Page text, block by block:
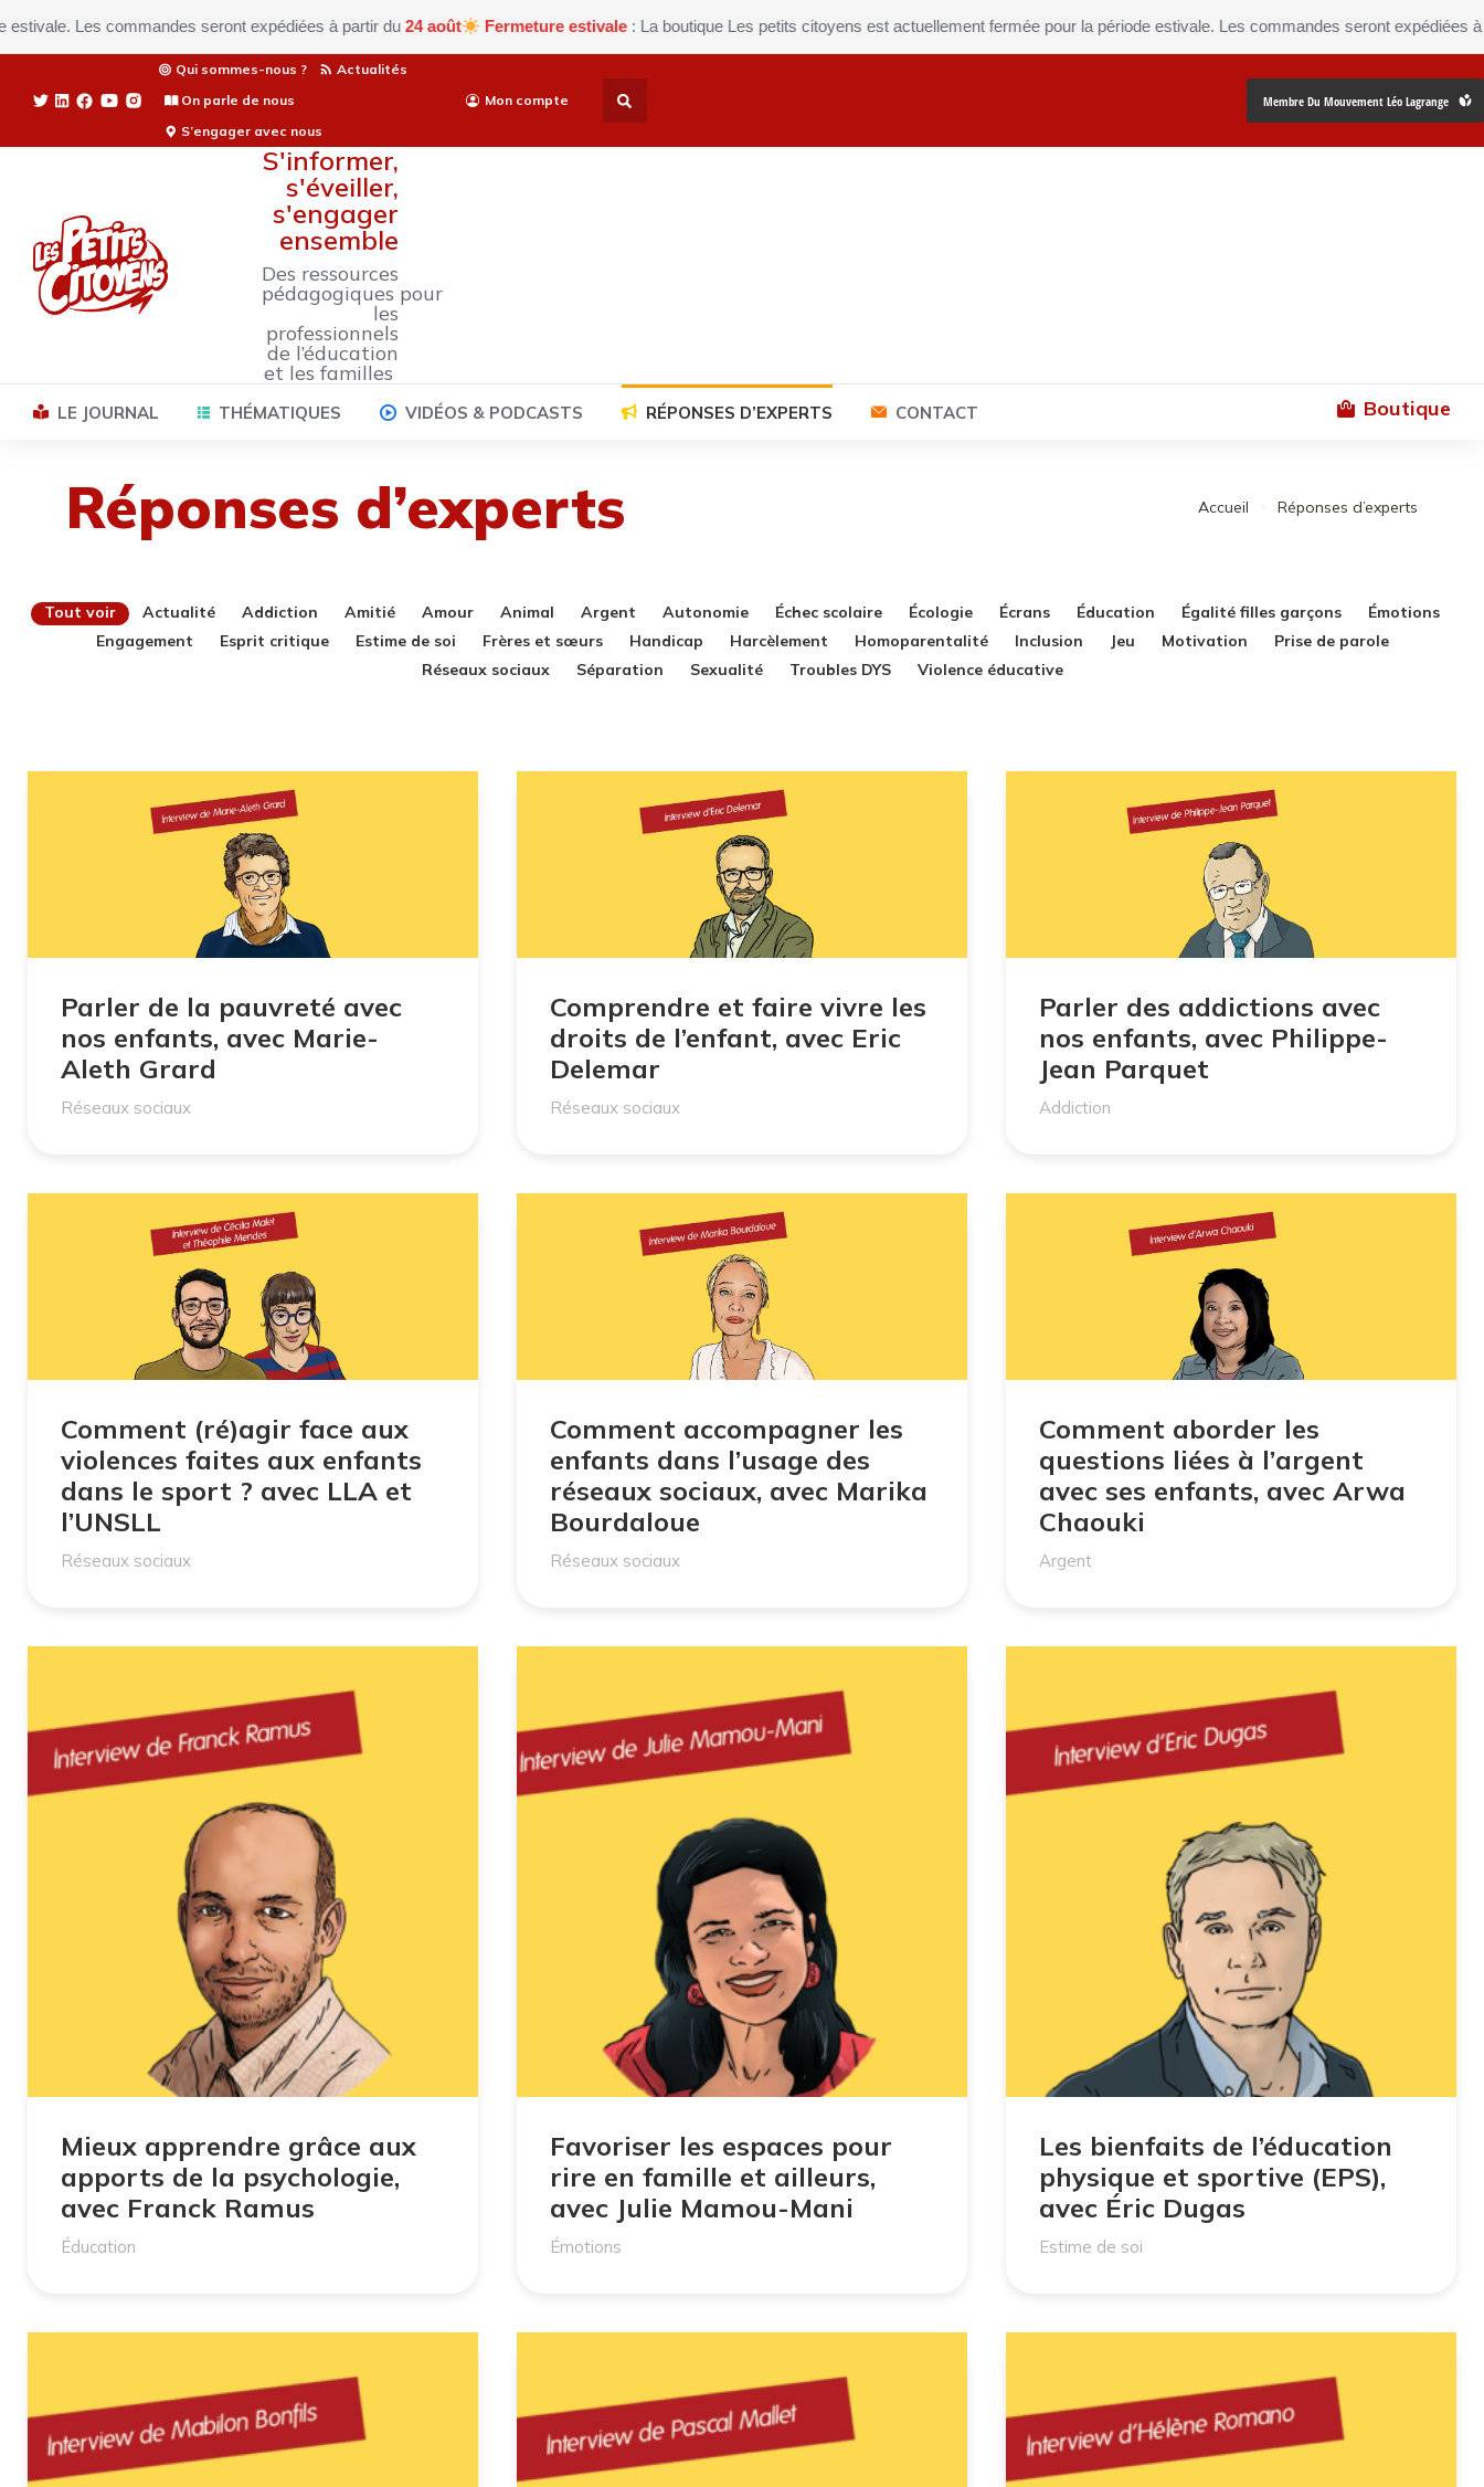
commandes seront expédiées à partir du 24 août Fermeture estivale: La boutique Les petits citoyens est actuellement fermée pour la période estivale. Les commandes seront expédiées à partir du
Qui sommes-nous ?
Actualités
On parle de nous
S’engager avec nous
Mon compte Membre Du Mouvement Léo Lagrange
S'informer,
s'éveiller,
s'engager
ensemble
Des ressources
pédagogiques pour
les
professionnels
de l’éducation
et les familles
LE JOURNAL THÉMATIQUES VIDÉOS & PODCASTS RÉPONSES D’EXPERTS CONTACT Boutique
Réponses d’experts Accueil Réponses d’experts
Tout voir Actualité Addiction Amitié Amour Animal Argent Autonomie Échec scolaire Écologie Écrans Éducation Égalité filles garçons
Émotions
Engagement
Esprit critique Estime de soi Frères et sœurs Handicap Harcèlement Homoparentalité Inclusion Jeu Motivation
Prise de parole
Réseaux sociaux
Séparation Sexualité Troubles DYS Violence éducative
Parler de la pauvreté avec
nos enfants, avec Marie-
Aleth Grard
Réseaux sociaux
Comprendre et faire vivre les
droits de l’enfant, avec Eric
Delemar
Réseaux sociaux
Parler des addictions avec
nos enfants, avec Philippe-
Jean Parquet
Addiction
Comment (ré)agir face aux
violences faites aux enfants
dans le sport ? avec LLA et
l’UNSLL
Réseaux sociaux
Comment accompagner les
enfants dans l’usage des
réseaux sociaux, avec Marika
Bourdaloue
Réseaux sociaux
Comment aborder les
questions liées à l’argent
avec ses enfants, avec Arwa
Chaouki
Argent
Mieux apprendre grâce aux
apports de la psychologie,
avec Franck Ramus
Éducation
Favoriser les espaces pour
rire en famille et ailleurs,
avec Julie Mamou-Mani
Émotions
Les bienfaits de l’éducation
physique et sportive (EPS),
avec Éric Dugas
Estime de soi